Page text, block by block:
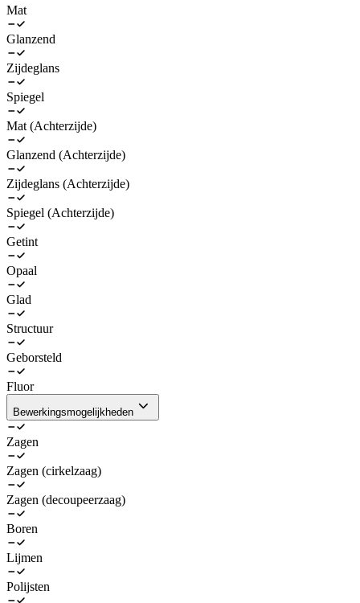
Mat
Glanzend
Zijdeglans
Spiegel
Mat (Achterzijde)
Glanzend (Achterzijde)
Zijdeglans (Achterzijde)
Spiegel (Achterzijde)
Getint
Opaal
Glad
Structuur
Geborsteld
Fluor
Bewerkingsmogelijkheden
Zagen
Zagen (cirkelzaag)
Zagen (decoupeerzaag)
Boren
Lijmen
Polijsten